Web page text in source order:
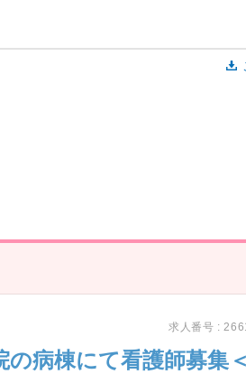
求人番号 :
の病棟にて看護師募集